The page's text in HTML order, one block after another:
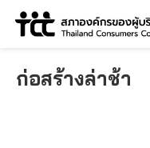
Skip
ก่อสร้างล่าช้า